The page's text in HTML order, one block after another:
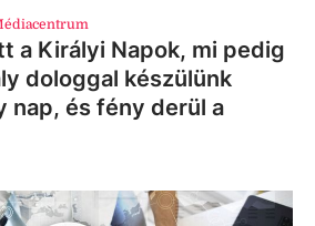
a Királyi Napok, mi pedig
dologgal készülünk
nap, és fény derül a